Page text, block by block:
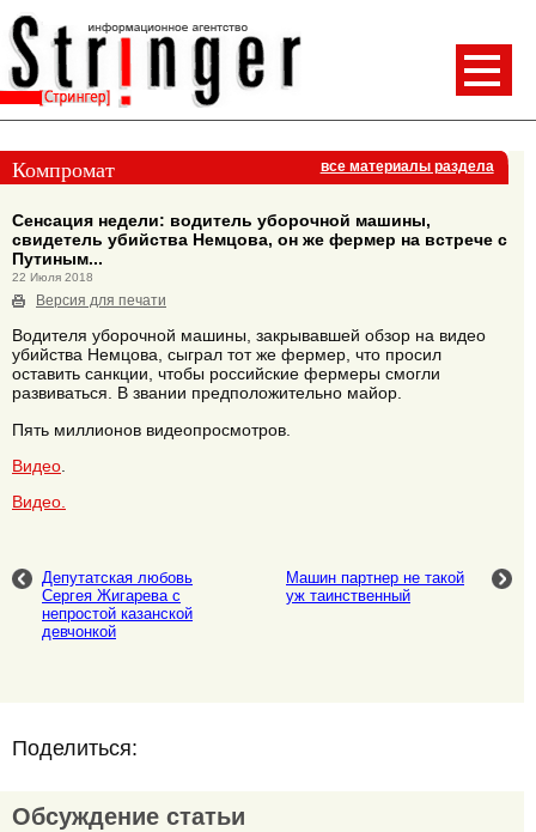
Компромат все материалы раздела
Сенсация недели: водитель уборочной машины,
свидетель убийства Немцова, он же фермер на встрече с
Путиным...
22 Июля 2018
Версия для печати
Водителя уборочной машины, закрывавшей обзор на видео
убийства Немцова, сыграл тот же фермер, что просил
оставить санкции, чтобы российские фермеры смогли
развиваться. В звании предположительно майор.
Пять миллионов видеопросмотров.
Видео
Видео.
Депутатская любовь
Сергея Жигарева с
непростой казанской
девчонкой
Машин партнер не такой
уж таинственный
Поделиться:
Обсуждение статьи